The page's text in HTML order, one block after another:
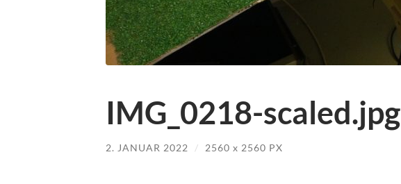
IMG_0218-scaled.jpg
2. JANUAR 2022 / 2560 x 2560 PX